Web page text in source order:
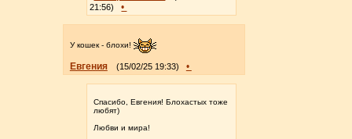
21:56)
•
У кошек - блохи!
Евгения (15/02/25 19:33) •
Спасибо, Евгения! Блохастых тоже
любят)
Любви и мира!